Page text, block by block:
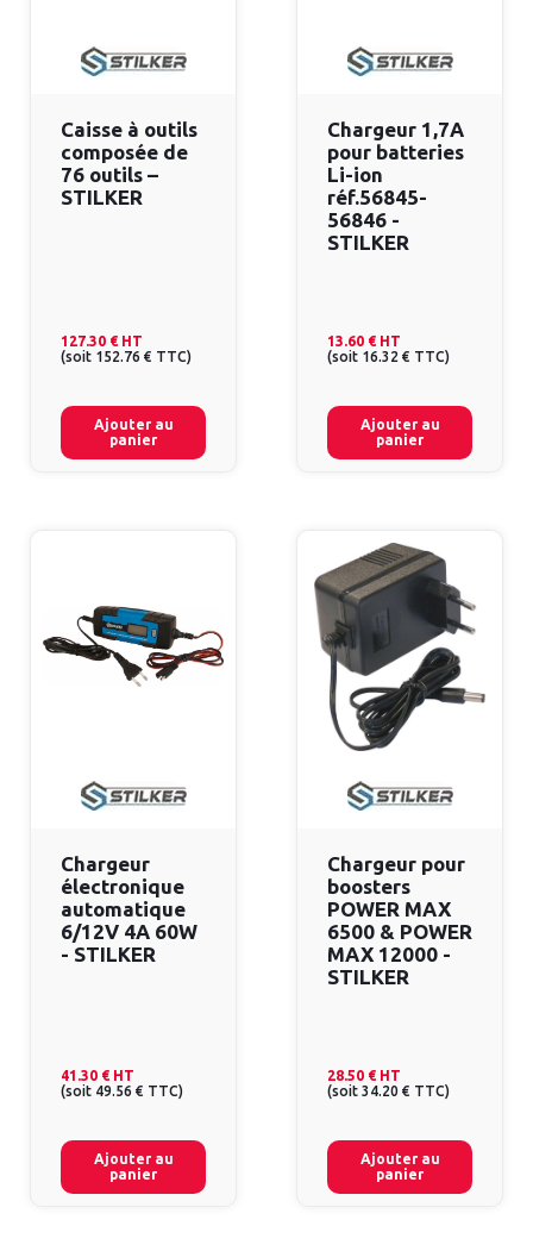
Caisse à outils
composée de
76 outils –
STILKER
127.30 € HT
(soit 152.76 € TTC)
Ajouter au
panier
Chargeur 1,7A
pour batteries
Li-ion
réf.56845-
56846 -
STILKER
13.60 € HT
(soit 16.32 € TTC)
Ajouter au
panier
Chargeur
électronique
automatique
6/12V 4A 60W
- STILKER
41.30 € HT
(soit 49.56 € TTC)
Ajouter au
panier
Chargeur pour
boosters
POWER MAX
6500 & POWER
MAX 12000 -
STILKER
28.50 € HT
(soit 34.20 € TTC)
Ajouter au
panier